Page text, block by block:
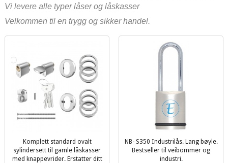
Vi levere alle typer låser og låskasser
Velkommen til en trygg og sikker handel.
Komplett standard ovalt
sylindersett til gamle låskasser
med knappevrider. Erstatter ditt
NB- S350 Industrilås. Lang bøyle.
Bestseller til veibommer og
industri.